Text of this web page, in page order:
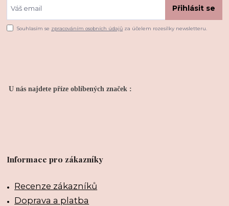
Přihlásit se
Souhlasím se zpracováním osobních údajů za účelem rozesílky newsletteru.
U nás najdete příze oblíbených značek :
Informace pro zákazníky
Recenze zákazníků
Doprava a platba